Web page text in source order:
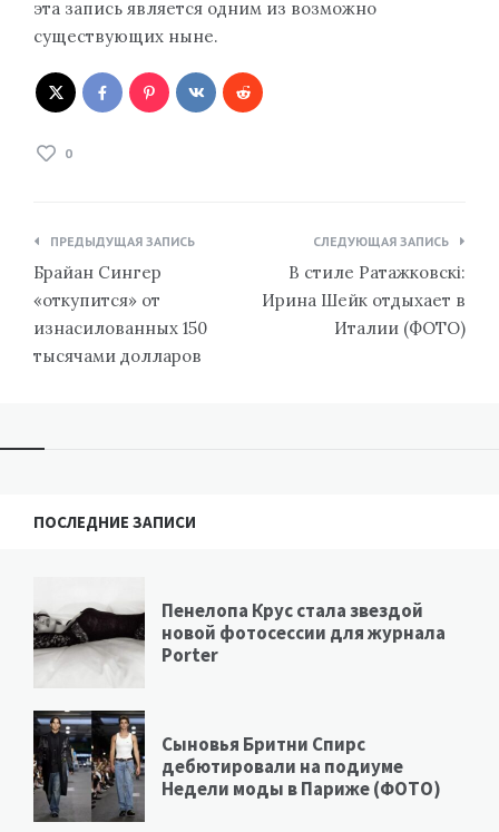
эта запись является одним из возможно
существующих ныне.
0
Навигация
по
записям
ПРЕДЫДУЩАЯ ЗАПИСЬ
Брайан Сингер
«откупится» от
изнасилованных 150
тысячами долларов
СЛЕДУЮЩАЯ ЗАПИСЬ
В стиле Ратажковскі:
Ирина Шейк отдыхает в
Италии (ФОТО)
ПОСЛЕДНИЕ ЗАПИСИ
Пенелопа Крус стала звездой
новой фотосессии для журнала
Porter
Сыновья Бритни Спирс
дебютировали на подиуме
Недели моды в Париже (ФОТО)